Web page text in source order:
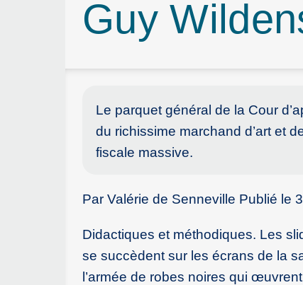
Guy
Le parquet général de la Cour
du richissime marchand d’art et
fiscale massive.
Par Valérie de Senneville Publié le
Didactiques et méthodiques. Les
se succèdent sur les écrans de la
l’armée de robes noires qui